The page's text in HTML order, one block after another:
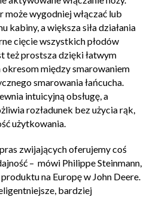
wygodniej włączać lub
kabiny, a większa siła działania
cięcie wszystkich płodów
też prostsza dzięki łatwym
między smarowaniem
smarowania łańcucha.
intuicyjną obsługę, a
rozładunek bez użycia rąk,
użytkowania.
zwijających oferujemy coś
– mówi Philippe Steinmann,
na Europę w John Deere.
bardziej